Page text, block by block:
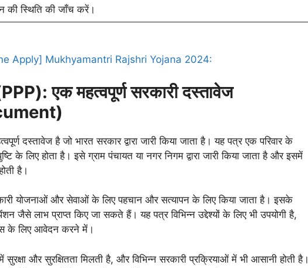
की स्थिति की जाँच करें।
Apply] Mukhyamantri Rajshri Yojana 2024:
PPP): एक महत्वपूर्ण सरकारी दस्तावेज
दस्तावेज है जो भारत सरकार द्वारा जारी किया जाता है। यह पत्र एक परिवार के
के लिए होता है। इसे ग्राम पंचायत या नगर निगम द्वारा जारी किया जाता है और इसमें
है।
योजनाओं और सेवाओं के लिए पहचान और सत्यापन के लिए किया जाता है। इसके
जैसे लाभ प्राप्त किए जा सकते हैं। यह पत्र विभिन्न उद्देश्यों के लिए भी उपयोगी है,
के लिए आवेदन करने में।
सुरक्षा और सुरक्षितता मिलती है, और विभिन्न सरकारी प्रक्रियाओं में भी आसानी होती है।